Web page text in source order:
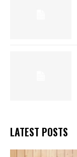
LATEST POSTS